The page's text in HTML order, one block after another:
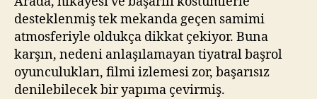
desteklenmiş tek mekanda geçen samimi
atmosferiyle oldukça dikkat çekiyor. Buna
karşın, nedeni anlaşılamayan tiyatral başrol
oyunculukları, filmi izlemesi zor, başarısız
denilebilecek bir yapıma çevirmiş.